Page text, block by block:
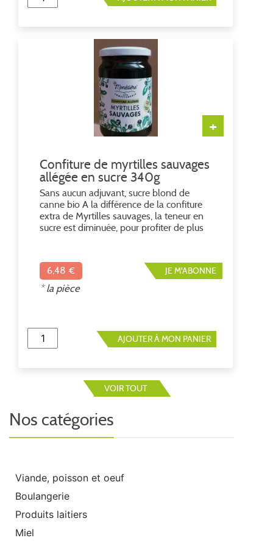
+
Confiture de myrtilles sauvages
allégée en sucre 340g
Sans aucun adjuvant, sucre blond de
canne bio A la différence de la confiture
extra de Myrtilles sauvages, la teneur en
sucre est diminuée, pour profiter de plus
utilisation, conserver au frais après
ouverture. 75% myrtille sauvage, 25% de
sucre
JE M'ABONNE
6,48 €
* la pièce
AJOUTER À MON PANIER
VOIR TOUT
Nos catégories
Viande, poisson et oeuf
Boulangerie
Produits laitiers
Miel